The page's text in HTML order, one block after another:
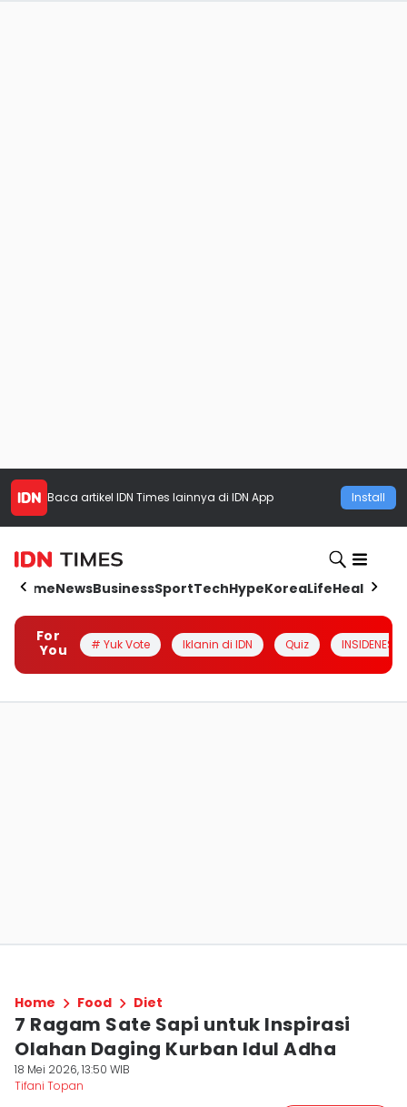
Baca artikel IDN Times lainnya di IDN App Install
HomeNewsBusinessSportTechHypeKoreaLifeHealth
For
You
# Yuk Vote Iklanin di IDN Quiz INSIDENESIA
Home Food Diet
7 Ragam Sate Sapi untuk Inspirasi
Olahan Daging Kurban Idul Adha
18 Mei 2026, 13:50 WIB
Tifani Topan